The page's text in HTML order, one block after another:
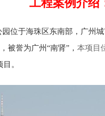
工程案例介绍
园位于海珠区东南部，广州
被誉为广州“南肾” ， 本项目
。